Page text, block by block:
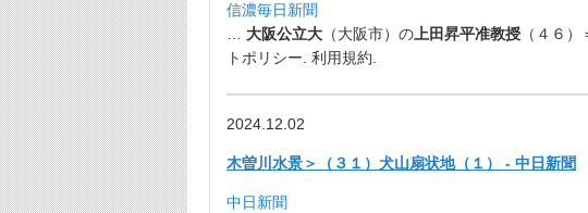
信濃毎日新聞
大阪公立大 （大阪市）の 上田昇平准教授 （４６
トポリシー. 利用規約.
2024.12.02
木曽川水景＞（３１）犬山扇状地（１） - 中日新聞
中日新聞